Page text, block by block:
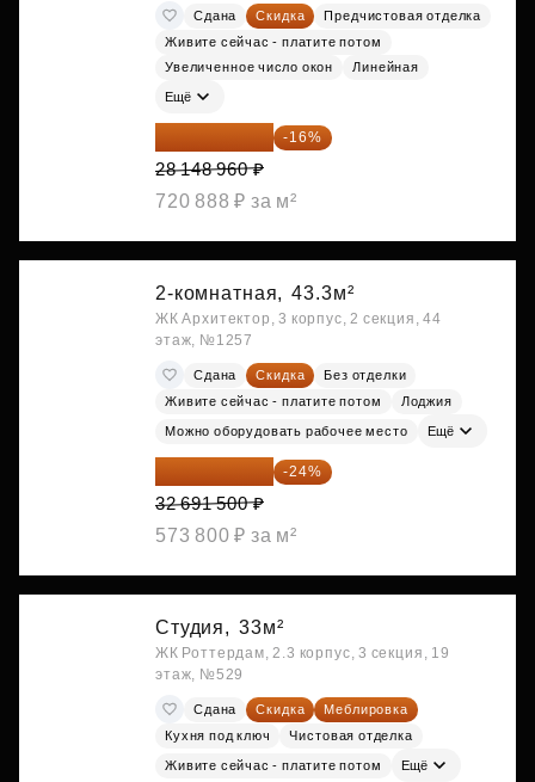
Сдана Скидка
Предчистовая отделка
Живите сейчас - платите потом
Увеличенное число окон
Линейная
Ещё
23 645 126 ₽ -16%
28 148 960 ₽
720 888 ₽ за м²
2-комнатная, 43.3м²
ЖК Архитектор, 3 корпус, 2 секция, 44
этаж, №1257
Сдана Скидка
Без отделки
Живите сейчас - платите потом
Лоджия
Можно оборудовать рабочее место Ещё
24 845 540 ₽ -24%
32 691 500 ₽
573 800 ₽ за м²
Студия, 33м²
ЖК Роттердам, 2.3 корпус, 3 секция, 19
этаж, №529
Сдана Скидка
Меблировка
Кухня под ключ
Чистовая отделка
Живите сейчас - платите потом Ещё